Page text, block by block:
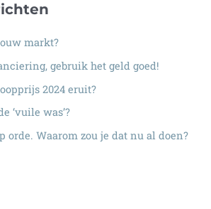
markt?
gebruik het geld goed!
2024 eruit?
‘vuile was’?
orde. Waarom zou je dat nu al doen?